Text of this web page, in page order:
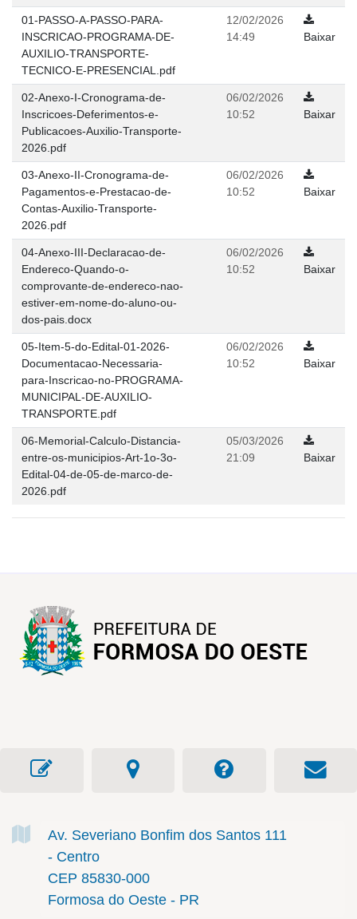
01-PASSO-A-PASSO-PARA-
INSCRICAO-PROGRAMA-DE-
AUXILIO-TRANSPORTE-
TECNICO-E-PRESENCIAL.pdf
12/02/2026
14:49
Baixar
02-Anexo-I-Cronograma-de-
Inscricoes-Deferimentos-e-
Publicacoes-Auxilio-Transporte-
2026.pdf
06/02/2026
10:52
Baixar
03-Anexo-II-Cronograma-de-
Pagamentos-e-Prestacao-de-
Contas-Auxilio-Transporte-
2026.pdf
06/02/2026
10:52
Baixar
04-Anexo-III-Declaracao-de-
Endereco-Quando-o-
comprovante-de-endereco-nao-
estiver-em-nome-do-aluno-ou-
dos-pais.docx
06/02/2026
10:52
Baixar
05-Item-5-do-Edital-01-2026-
Documentacao-Necessaria-
para-Inscricao-no-PROGRAMA-
MUNICIPAL-DE-AUXILIO-
TRANSPORTE.pdf
06/02/2026
10:52
Baixar
06-Memorial-Calculo-Distancia-
entre-os-municipios-Art-1o-3o-
Edital-04-de-05-de-marco-de-
2026.pdf
05/03/2026
21:09
Baixar
Av. Severiano Bonfim dos Santos 111
- Centro
CEP 85830-000
Formosa do Oeste - PR